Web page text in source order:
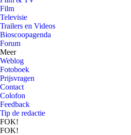
Film
Televisie
Trailers en Videos
Bioscoopagenda
Forum
Meer
Weblog
Fotoboek
Prijsvragen
Contact
Colofon
Feedback
Tip de redactie
FOK!
FOK!